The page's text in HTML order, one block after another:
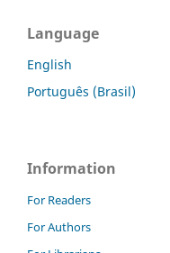
Language
English
Português (Brasil)
Information
For Readers
For Authors